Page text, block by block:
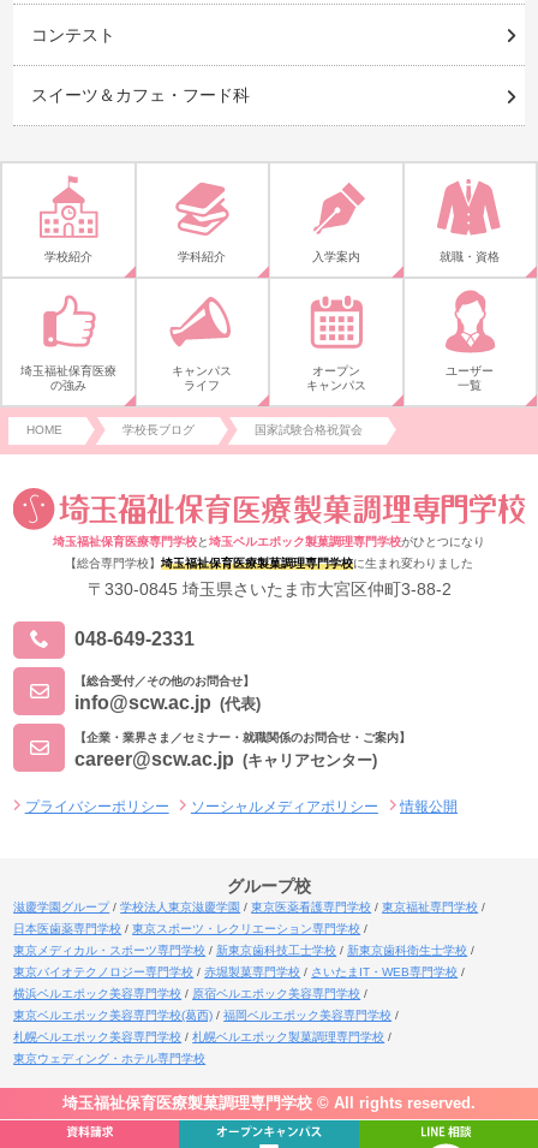
コンテスト
スイーツ＆カフェ・フード科
学校紹介 学科紹介 入学案内 就職・資格
埼玉福祉保育医療
の強み
キャンパス
ライフ
オープン
キャンパス
ユーザー
一覧
HOME 学校長ブログ 国家試験合格祝賀会
埼玉福祉保育医療専門学校と埼玉ベルエポック製菓調理専門学校がひとつになり
【総合専門学校】 埼玉福祉保育医療製菓調理専門学校に生まれ変わりました
〒330-0845 埼玉県さいたま市大宮区仲町3-88-2
048-649-2331
【総合受付／その他のお問合せ】
info@scw.ac.jp (代表)
【企業・業界さま／セミナー・就職関係のお問合せ・ご案内】
career@scw.ac.jp (キャリアセンター)
プライバシーポリシー ソーシャルメディアポリシー 情報公開
グループ校
滋慶学園グループ 学校法人東京滋慶学園 東京医薬看護専門学校
東京福祉専門学校
日本医歯薬専門学校
東京スポーツ・レクリエーション専門学校
東京メディカル・スポーツ専門学校
新東京歯科技工士学校
新東京歯科衛生士学校
東京バイオテクノロジー専門学校
赤堀製菓専門学校
さいたまIT・WEB専門学校
横浜ベルエポック美容専門学校
原宿ベルエポック美容専門学校
東京ベルエポック美容専門学校(葛西)
福岡ベルエポック美容専門学校
札幌ベルエポック美容専門学校
札幌ベルエポック製菓調理専門学校
東京ウェディング・ホテル専門学校
埼玉福祉保育医療製菓調理専門学校 © All rights reserved.